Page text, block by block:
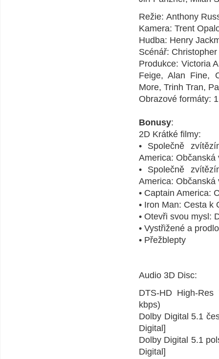
Režie: Anthony
Kamera: Trent
Hudba: Henry
Scénář:
Produkce: Victoria
Feige, Alan Fine,
More, Trinh Tran,
Obrazové formáty:
Bonusy:
2D Krátké filmy:
• Společně
America: Občanská
• Společně
America: Občanská
• Captain America:
• Iron Man: Cesta k
• Otevři svou mysl:
• Vystřižené a
• Přežblepty
Audio 3D Disc:
DTS-HD High-
kbps)
Dolby Digital 5.1
Digital]
Dolby Digital 5.1
Digital]